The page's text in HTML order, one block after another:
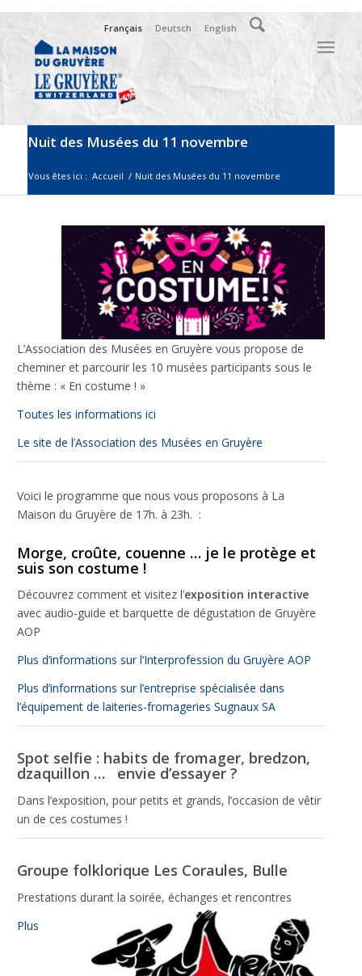
Français Deutsch English
Nuit des Musées du 11 novembre
Vous êtes ici : Accueil / Nuit des Musées du 11 novembre
L’Association des Musées en Gruyère vous propose de
cheminer et parcourir les 10 musées participants sous le
thème : « En costume ! »
Toutes les informations ici
Le site de l’Association des Musées en Gruyère
Voici le programme que nous vous proposons à La
Maison du Gruyère de 17h. à 23h. :
Morge, croûte, couenne … je le protège et
suis son costume !
Découvrez comment et visitez l’exposition interactive
avec audio-guide et barquette de dégustation de Gruyère
AOP
Plus d’informations sur l’Interprofession du Gruyère AOP
Plus d’informations sur l’entreprise spécialisée dans
l’équipement de laiteries-fromageries Sugnaux SA
Spot selfie : habits de fromager, bredzon,
dzaquillon … envie d’essayer ?
Dans l’exposition, pour petits et grands, l’occasion de vêtir
un de ces costumes !
Groupe folklorique Les Coraules, Bulle
Prestations durant la soirée, échanges et rencontres
Plus
facultatifs. Ils
sont
fonctionnement
du site Web.
Statistiques
nous
puissions
améliorer la
structure du
site Web, en
façon dont le
site Web est
Expérience
possible lors
de votre visite.
Si vous
refusez ces
cookies,
certaines
fonctionnalités